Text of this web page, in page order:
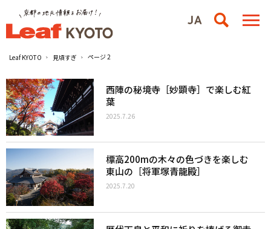
Leaf KYOTO 見頃すぎ ページ 2
西陣の秘境寺［妙顕寺］で楽しむ紅
葉
2025.7.26
標高200mの木々の色づきを楽しむ
東山の［将軍塚青龍殿］
2025.7.20